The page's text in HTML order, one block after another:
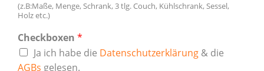
(z.B:Maße, Menge, Schrank, 3 tlg. Couch, Kühlschrank, Sessel,
Holz etc.)
Checkboxen *
Ja ich habe die Datenschutzerklärung & die
AGBs gelesen.